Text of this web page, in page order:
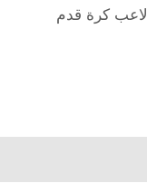
لاعب كرة قدم